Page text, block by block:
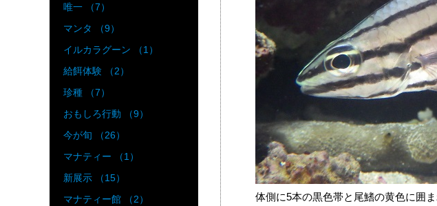
体側に5本の黒色帯と尾鰭の黄色に囲
唯一 （7）
マンタ （9）
イルカラグーン （1）
給餌体験 （2）
珍種 （7）
おもしろ行動 （9）
今が旬 （26）
マナティー （1）
新展示 （15）
マナティー館 （2）